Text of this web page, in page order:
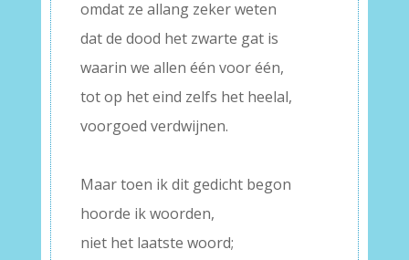
omdat ze allang zeker weten
dat de dood het zwarte gat is
waarin we allen één voor één,
tot op het eind zelfs het heelal,
voorgoed verdwijnen.
Maar toen ik dit gedicht begon
hoorde ik woorden,
niet het laatste woord;